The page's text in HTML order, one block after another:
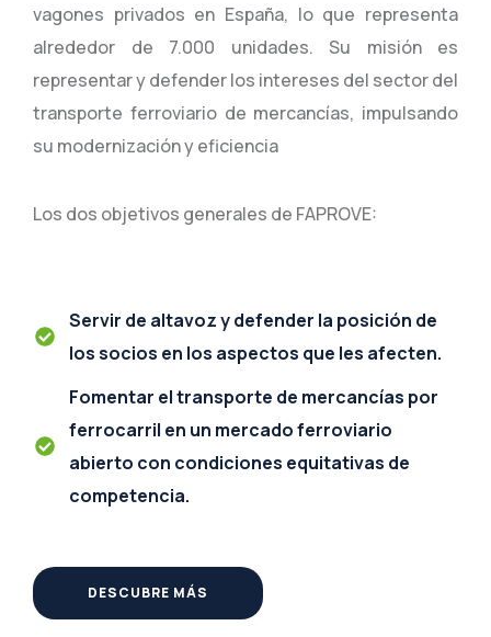
vagones privados en España, lo que representa
alrededor de 7.000 unidades. Su misión es
representar y defender los intereses del sector del
transporte ferroviario de mercancías, impulsando
su modernización y eficiencia
Los dos objetivos generales de FAPROVE:
Servir de altavoz y defender la posición de
los socios en los aspectos que les afecten.
Fomentar el transporte de mercancías por
ferrocarril en un mercado ferroviario
abierto con condiciones equitativas de
competencia.
DESCUBRE MÁS